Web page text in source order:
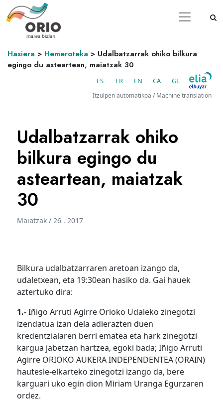
Hasiera > Hemeroteka > Udalbatzarrak ohiko bilkura
egingo du asteartean, maiatzak 30
ES FR EN CA GL
Itzulpen automatikoa / Machine translation
Udalbatzarrak ohiko
bilkura egingo du
asteartean, maiatzak
30
Maiatzak / 26 . 2017
Bilkura udalbatzarraren aretoan izango da,
udaletxean, eta 19:30ean hasiko da. Gai hauek
aztertuko dira:
1.-Iñigo Arruti Agirre Orioko Udaleko zinegotzi
izendatua izan dela adierazten duen
kredentzialaren berri ematea eta hark zinegotzi
kargua jabetzan hartzea, egoki bada; Iñigo Arruti
Agirre ORIOKO AUKERA INDEPENDENTEA (ORAIN)
hautesle-elkarteko zinegotzi izango da, bere
karguari uko egin dion Miriam Uranga Egurzaren
ordez.